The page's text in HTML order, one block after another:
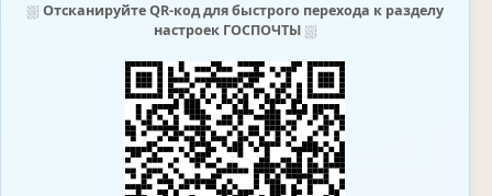
⛆ Отсканируйте QR-код для быстрого перехода к разделу
настроек ГОСПОЧТЫ⛆